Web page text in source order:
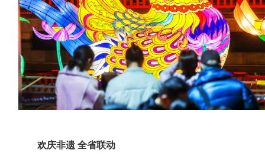
欢庆非遗 全省联动